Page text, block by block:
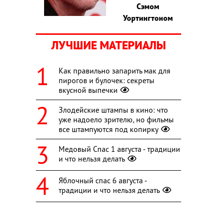
Сэмом
Уортингтоном
ЛУЧШИЕ МАТЕРИАЛЫ
Как правильно запарить мак для
пирогов и булочек: секреты
вкусной выпечки
Злодейские штампы в кино: что
уже надоело зрителю, но фильмы
все штампуются под копирку
Медовый Спас 1 августа - традиции
и что нельзя делать
Яблочный спас 6 августа -
традиции и что нельзя делать